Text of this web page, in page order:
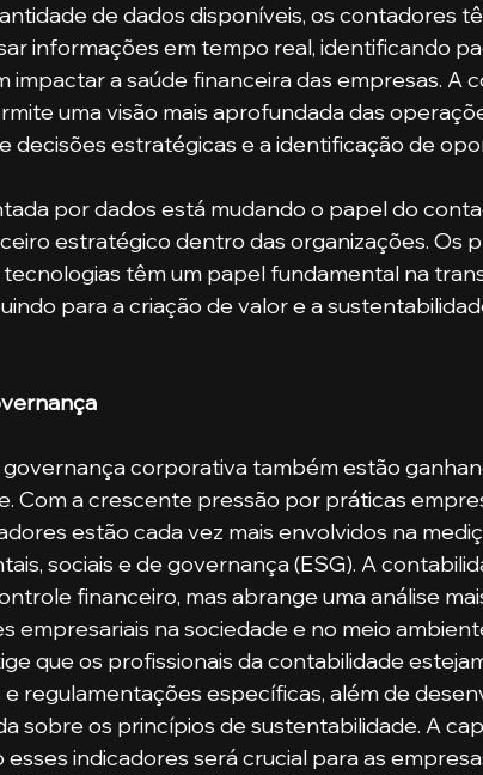
de dados disponíveis, os contadores
informações em tempo real, identificando
impactar a saúde financeira das empresas. A
uma visão mais aprofundada das
decisões estratégicas e a identificação de
por dados está mudando o papel do
estratégico dentro das organizações. Os
têm um papel fundamental na
para a criação de valor e a
corporativa também estão
Com a crescente pressão por práticas
estão cada vez mais envolvidos na
sociais e de governança (ESG). A
financeiro, mas abrange uma análise
empresariais na sociedade e no meio
que os profissionais da contabilidade
regulamentações específicas, além de
sobre os princípios de sustentabilidade. A
indicadores será crucial para as